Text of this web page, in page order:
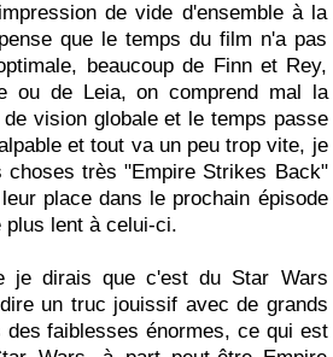
de vide d'ensemble à la
que le temps du film n'a pas
beaucoup de Finn et Rey,
ou de Leia, on comprend mal la
vision globale et le temps passe
et tout va un peu trop vite, je
choses très "Empire Strikes Back"
place dans le prochain épisode
plus lent à celui-ci.
je dirais que c'est du Star Wars
un truc jouissif avec de grands
des faiblesses énormes, ce qui est